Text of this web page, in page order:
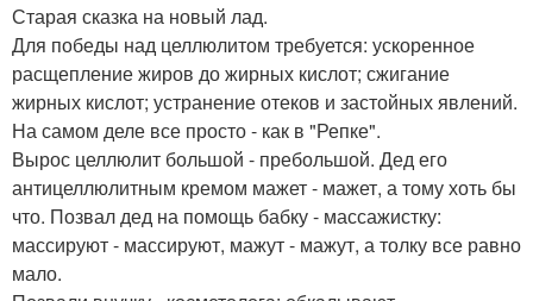
Старая сказка на новый лад.
Для победы над целлюлитом требуется: ускоренное
расщепление жиров до жирных кислот; сжигание
жирных кислот; устранение отеков и застойных явлений.
На самом деле все просто - как в "Репке".
Вырос целлюлит большой - пребольшой. Дед его
антицеллюлитным кремом мажет - мажет, а тому хоть бы
что. Позвал дед на помощь бабку - массажистку:
массируют - массируют, мажут - мажут, а толку все равно
мало.